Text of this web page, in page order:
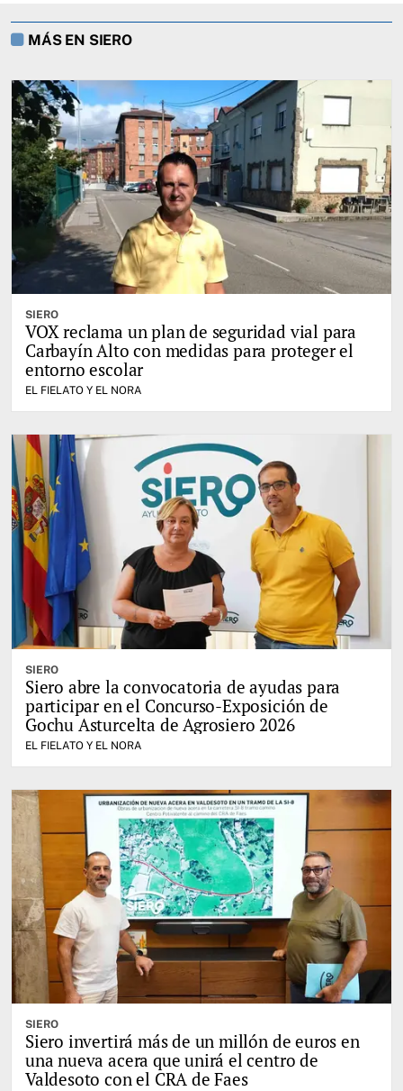
MÁS EN SIERO
SIERO
VOX reclama un plan de seguridad vial para
Carbayín Alto con medidas para proteger el
entorno escolar
EL FIELATO Y EL NORA
SIERO
Siero abre la convocatoria de ayudas para
participar en el Concurso-Exposición de
Gochu Asturcelta de Agrosiero 2026
EL FIELATO Y EL NORA
SIERO
Siero invertirá más de un millón de euros en
una nueva acera que unirá el centro de
Valdesoto con el CRA de Faes